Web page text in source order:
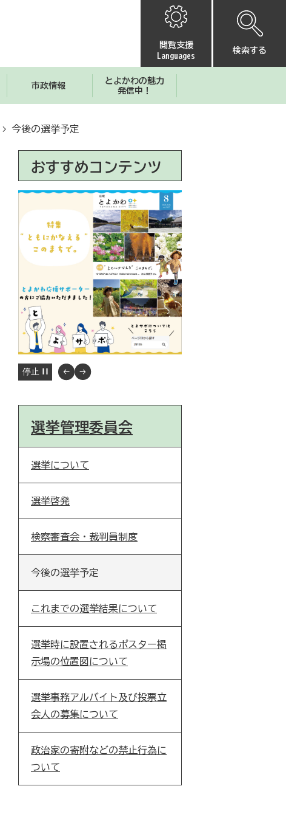
閲覧支援
Languages
検索する
市政情報
とよかわの魅力
発信中！
今後の選挙予定
おすすめコンテンツ
停止
選挙管理委員会
選挙について
選挙啓発
検察審査会・裁判員制度
今後の選挙予定
これまでの選挙結果について
選挙時に設置されるポスター掲
示場の位置図について
選挙事務アルバイト及び投票立
会人の募集について
政治家の寄附などの禁止行為に
ついて